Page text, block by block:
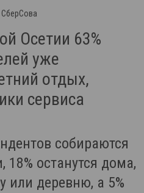
Осетии 63%
уже
отдых,
сервиса
собираются
18% останутся дома,
или деревню, а 5%